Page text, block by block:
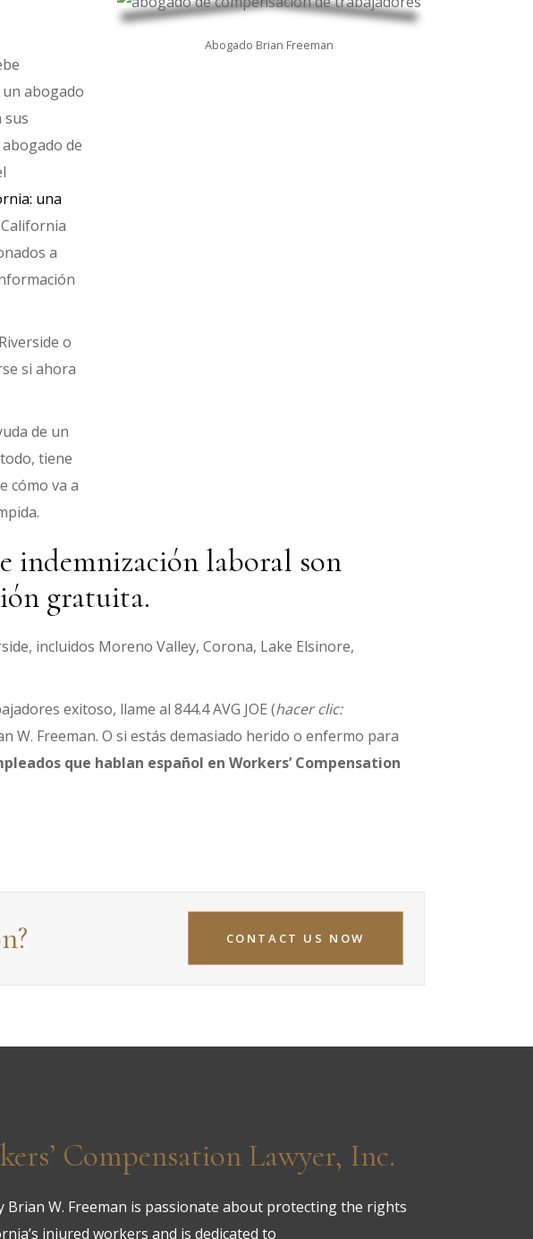
abogado
sus
de
una
a
o
si ahora
de un
tiene
cómo va a
Abogado Brian Freeman
indemnización laboral son
gratuita.
incluidos Moreno Valley, Corona, Lake Elsinore,
exitoso, llame al 844.4 AVG JOE (hacer clic:
Freeman. O si estás demasiado herido o enfermo para
que hablan español en Workers’ Compensation
CONTACT US NOW
Compensation Lawyer, Inc.
Brian W. Freeman is passionate about protecting the rights
injured workers and is dedicated to